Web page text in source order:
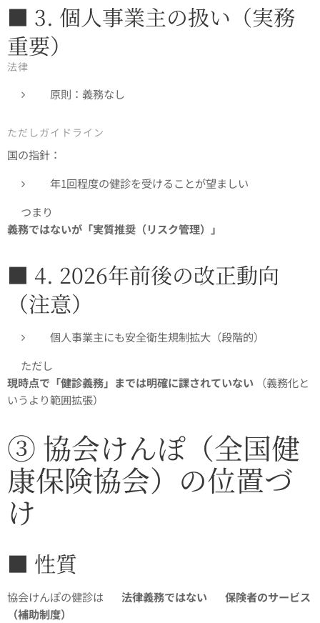
■ 3. 個人事業主の扱い（実務
重要）
法律
原則：義務なし
ただしガイドライン
国の指針：
年1回程度の健診を受けることが望ましい
👉つまり
義務ではないが「実質推奨（リスク管理）」
■ 4. 2026年前後の改正動向
（注意）
個人事業主にも安全衛生規制拡大（段階的）
👉ただし
現時点で「健診義務」までは明確に課されていない （義務化と
いうより範囲拡張）
③ 協会けんぽ（全国健
康保険協会）の位置づ
け
■ 性質
協会けんぽの健診は 👉 法律義務ではない
保険者のサービス
（補助制度）